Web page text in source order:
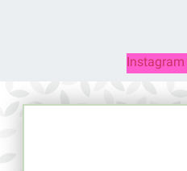
Instagram